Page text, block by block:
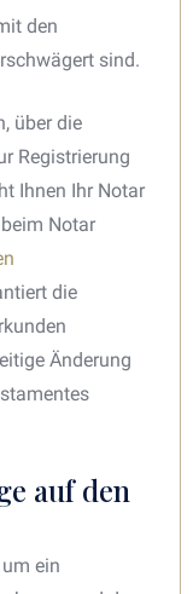
den
sind.
über die
Registrierung
Ihnen Ihr Notar
Notar
die
Änderung
auf den
ein